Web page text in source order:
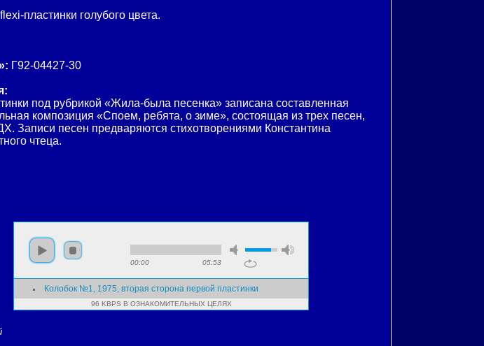
пластинки голубого цвета.
Г92-04427-30
под рубрикой «Жила-была песенка» записана составленная
композиция «Споем, ребята, о зиме», состоящая из трех песен,
Записи песен предваряются стихотворениями Константина
чтеца.
00:00 05:53
Колобок №1, 1975, вторая сторона первой пластинки
96 KBPS В ОЗНАКОМИТЕЛЬНЫХ ЦЕЛЯХ